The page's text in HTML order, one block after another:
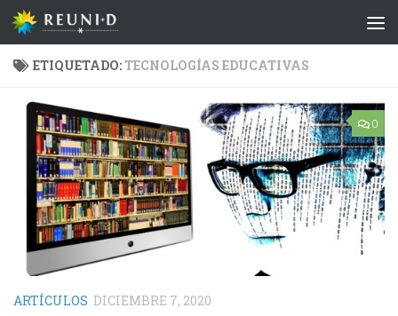
Saltar al contenido
ETIQUETADO:TECNOLOGÍAS EDUCATIVAS
0
ARTÍCULOS DICIEMBRE 7, 2020